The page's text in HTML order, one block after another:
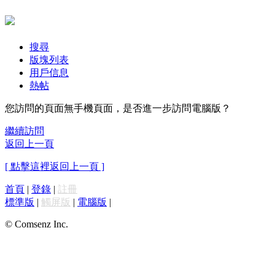
搜尋
版塊列表
用戶信息
熱帖
您訪問的頁面無手機頁面，是否進一步訪問電腦版？
繼續訪問
返回上一頁
[ 點擊這裡返回上一頁 ]
首頁 | 登錄 | 註冊
標準版 | 觸屏版 | 電腦版 |
© Comsenz Inc.